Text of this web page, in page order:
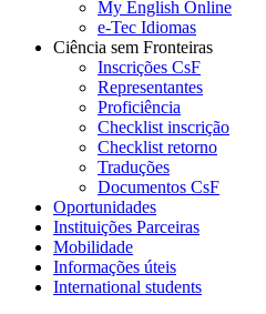
My English Online
e-Tec Idiomas
Ciência sem Fronteiras
Inscrições CsF
Representantes
Proficiência
Checklist inscrição
Checklist retorno
Traduções
Documentos CsF
Oportunidades
Instituições Parceiras
Mobilidade
Informações úteis
International students